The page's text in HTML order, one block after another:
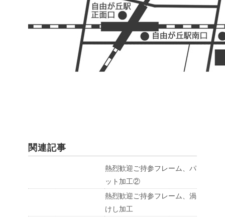
関連記事
熱烈歓迎ご持参フレーム、パ
ット加工②
熱烈歓迎ご持参フレーム、渦
けし加工